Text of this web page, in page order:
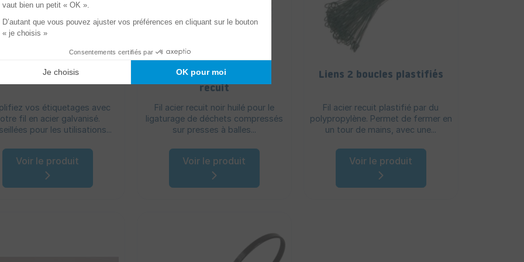
pour étiquettes
vos étiquetages avec
fil en acier galvanisé.
pour les utilisations...
Voir le produit
Couronnes de fil acier
recuit
Fil acier recuit noir huilé pour le
ligaturage de déchets compressés
sur presses à balles...
Voir le produit
Liens 2 boucles plastifiés
Fil acier recuit plastifié par du
polypropylène. Permet de fermer en
un tour de mains, avec une...
Voir le produit